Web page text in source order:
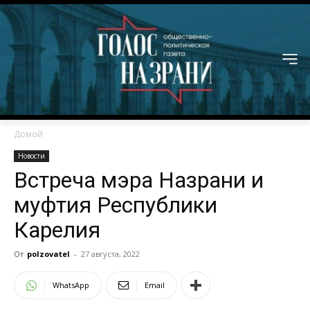
Домой
Новости
Встреча мэра Назрани и
муфтия Республики
Карелия
От polzovatel - 27 августа, 2022
WhatsApp Email